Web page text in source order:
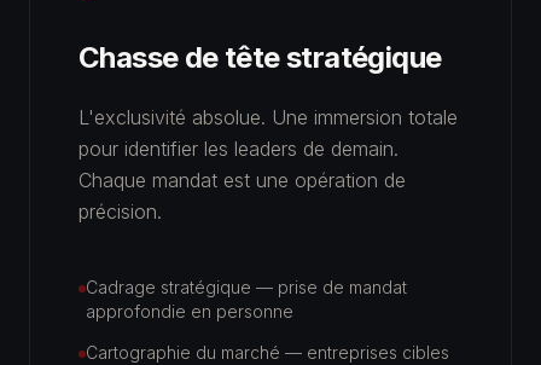
Chasse de tête stratégique
L'exclusivité absolue. Une immersion totale
pour identifier les leaders de demain.
Chaque mandat est une opération de
précision.
Cadrage stratégique — prise de mandat
approfondie en personne
Cartographie du marché — entreprises cibles